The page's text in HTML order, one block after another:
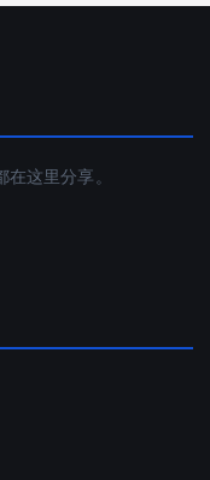
这里分享。